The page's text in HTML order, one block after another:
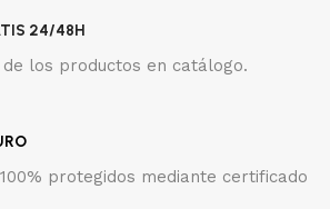
24/48H
de los productos en catálogo.
protegidos mediante certificado